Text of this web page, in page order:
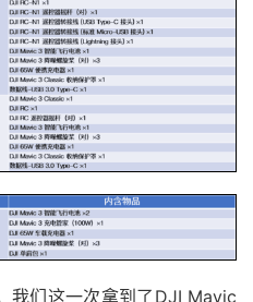
我们这一次拿到了DJI Mavic